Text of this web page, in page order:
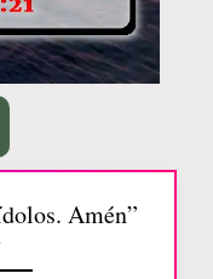
Amén”